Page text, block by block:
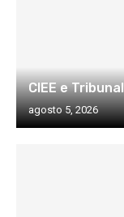
CIEE e
agosto 5, 2026